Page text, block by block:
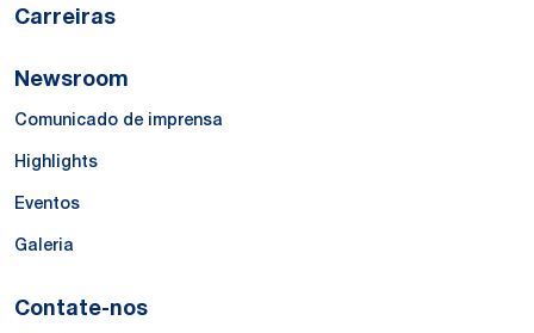
Carreiras
Newsroom
Comunicado de imprensa
Highlights
Eventos
Galeria
Contate-nos